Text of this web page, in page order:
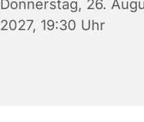
Donnerstag, 26.
2027, 19:30 Uhr